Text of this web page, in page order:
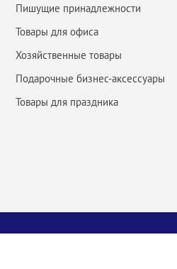
Пишущие принадлежности
Товары для офиса
Хозяйственные товары
Подарочные бизнес-аксессуары
Товары для праздника